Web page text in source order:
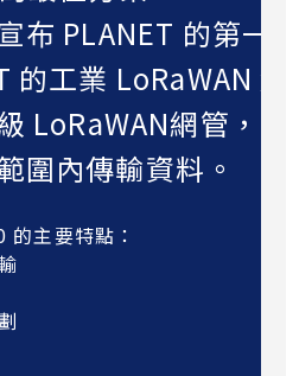
布 PLANET 的第一
工業 LoRaWAN 網
LoRaWAN網管，
圍內傳輸資料。
的主要特點：